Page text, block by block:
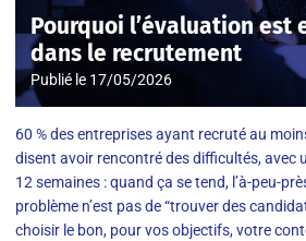
Pourquoi l’évaluation est
dans le recrutement
Publié le 17/05/2026
60 % des entreprises ayant recruté au
disent avoir rencontré des difficultés, avec
12 semaines : quand ça se tend, l’à-peu-
problème n’est pas de “trouver des
choisir le bon, pour vos objectifs, votre